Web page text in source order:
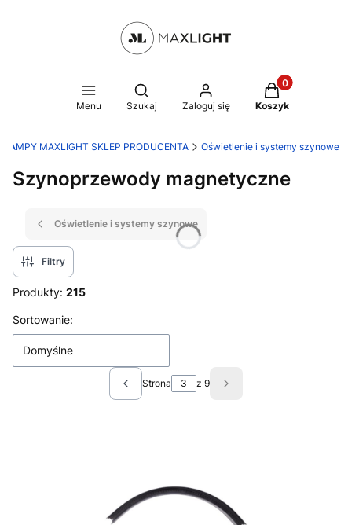
Menu
Otwórz wyszukiwarkę
Szukaj Zaloguj się
Produkty w
Koszyk
LAMPY MAXLIGHT SKLEP PRODUCENTA Oświetlenie i systemy szynowe
Szynoprzewody magnetyczne
Oświetlenie i systemy szynowe
Filtry
Produkty: 215
Lista produktów
Sortowanie:
Domyślne
Poprzednie produkty
Strona z 9 Następne produkty